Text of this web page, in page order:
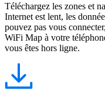
Téléchargez les zones et
Internet est lent, les
pouvez pas vous
WiFi Map à votre
vous êtes hors ligne.